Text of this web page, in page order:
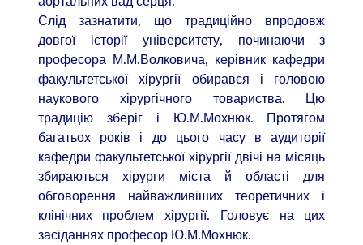
Слід зазнатити, що традиційно впродовж
довгої історії університету, починаючи з
професора М.М.Волковича, керівник кафедри
факультетської хірургії обирався і головою
наукового хірургічного товариства. Цю
традицію зберіг і Ю.М.Мохнюк. Протягом
багатьох років і до цього часу в аудиторії
кафедри факультетської хірургії двічі на місяць
збираються хірурги міста й області для
обговорення найважливіших теоретичних і
клінічних проблем хірургії. Головує на цих
засіданнях професор Ю.М.Мохнюк.